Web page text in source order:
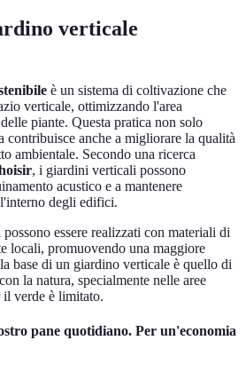
verticale
è un sistema di coltivazione che
verticale, ottimizzando l'area
piante. Questa pratica non solo
contribuisce anche a migliorare la qualità
ambientale. Secondo una ricerca
, i giardini verticali possono
acustico e a mantenere
degli edifici.
essere realizzati con materiali di
locali, promuovendo una maggiore
base di un giardino verticale è quello di
la natura, specialmente nelle aree
il verde è limitato.
pane quotidiano. Per un'economia